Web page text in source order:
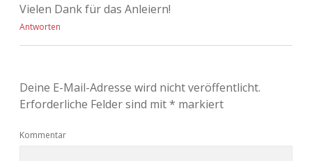
Vielen Dank für das Anleiern!
Antworten
Deine E-Mail-Adresse wird nicht veröffentlicht.
Erforderliche Felder sind mit* markiert
Kommentar